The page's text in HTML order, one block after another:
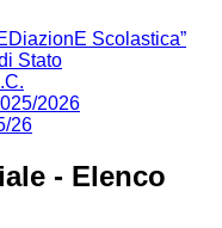
Scolastica”
Stato
2026
26
- Elenco